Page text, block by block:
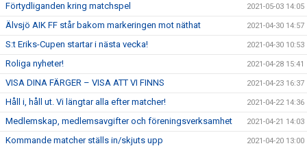
Förtydliganden kring matchspel 2021-05-03 14:05
Älvsjö AIK FF står bakom markeringen mot näthat 2021-04-30 14:57
S:t Eriks-Cupen startar i nästa vecka! 2021-04-30 10:53
Roliga nyheter! 2021-04-28 15:41
VISA DINA FÄRGER – VISA ATT VI FINNS 2021-04-23 16:37
Håll i, håll ut. Vi längtar alla efter matcher! 2021-04-22 14:36
Medlemskap, medlemsavgifter och föreningsverksamhet 2021-04-21 14:03
Kommande matcher ställs in/skjuts upp 2021-04-20 13:00